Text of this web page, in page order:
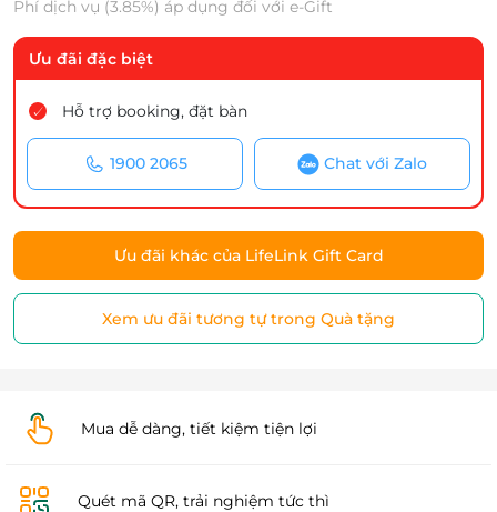
Phí dịch vụ (3.85%) áp dụng đối với e-Gift
Ưu đãi đặc biệt
Hỗ trợ booking, đặt bàn
1900 2065 Chat với Zalo
Ưu đãi khác của LifeLink Gift Card
Xem ưu đãi tương tự trong Quà tặng
Mua dễ dàng, tiết kiệm tiện lợi
Quét mã QR, trải nghiệm tức thì